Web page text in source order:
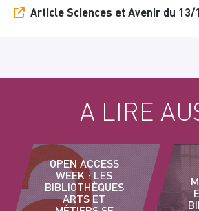
Article Sciences et Avenir du 13/
A LIRE
OPEN ACCESS
WEEK : LES
BIBLIOTHÈQUES
ARTS ET